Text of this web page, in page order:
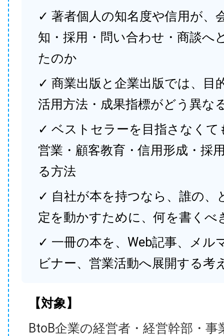
✓ 著者個人の知名度や信用が、
知・採用・問い合わせ・商談へ
たのか
✓ 商業出版と企業出版では、目
活用方法・成果指標がどう異な
✓ ベストセラーを目指さなくて
営業・顧客教育・信用形成・採
る方法
✓ 自社が本を持つなら、誰の、
定を動かすために、何を書くべ
✓ 一冊の本を、Web記事、メル
ビナー、営業活動へ展開する考
【対象】
BtoB企業の経営者・経営幹部・事